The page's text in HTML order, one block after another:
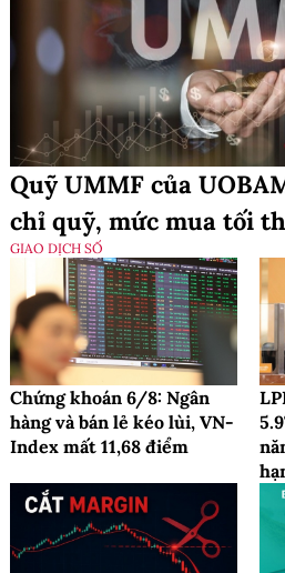
Quỹ UMMF của
chỉ quỹ, mức mua tối
GIAO DỊCH SỐ
Chứng khoán 6/8: Ngân
hàng và bán lẻ kéo lùi, VN-
Index mất 11,68 điểm